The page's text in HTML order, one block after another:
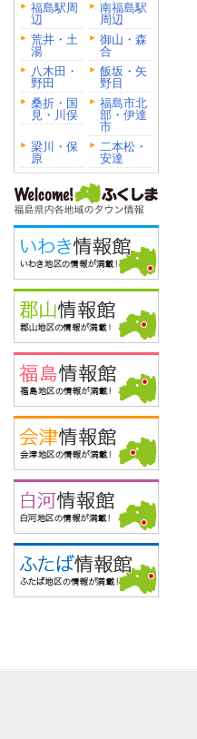
福島駅周
辺
南福島駅
周辺
荒井・土
湯
御山・森
合
八木田・
野田
飯坂・矢
野目
桑折・国
見・川俣
福島市北
部・伊達
市
梁川・保
原
二本松・
安達